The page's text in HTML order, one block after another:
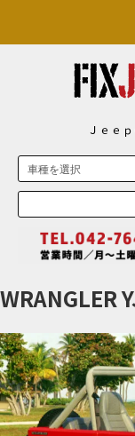
Ｊｅｅ
WRANGLER